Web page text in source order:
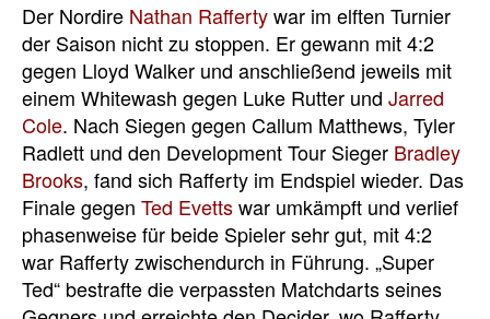
Der Nordire Nathan Raffertywar im elften Turnier
der Saison nicht zu stoppen. Er gewann mit 4:2
gegen Lloyd Walker und anschließend jeweils mit
einem Whitewash gegen Luke Rutter und Jarred
Cole. Nach Siegen gegen Callum Matthews, Tyler
Radlett und den Development Tour Sieger Bradley
Brooks, fand sich Rafferty im Endspiel wieder. Das
Finale gegen Ted Evettswar umkämpft und verlief
phasenweise für beide Spieler sehr gut, mit 4:2
war Rafferty zwischendurch in Führung. „Super
Ted“ bestrafte die verpassten Matchdarts seines